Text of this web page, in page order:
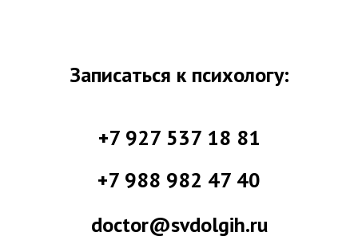
+7 927 537 18 81
doctor@svdolgih.ru
+7 988 982 47 40
Записаться к психологу: